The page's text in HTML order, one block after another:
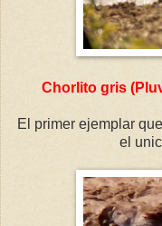
Chorlito gris
El primer ejemplar
el